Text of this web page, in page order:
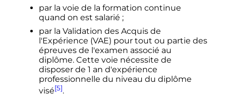
par la voie de la formation continue
quand on est salarié ;
par la Validation des Acquis de
l'Expérience (VAE) pour tout ou partie des
épreuves de l'examen associé au
diplôme. Cette voie nécessite de
disposer de 1 an d'expérience
professionnelle du niveau du diplôme
visé[5].